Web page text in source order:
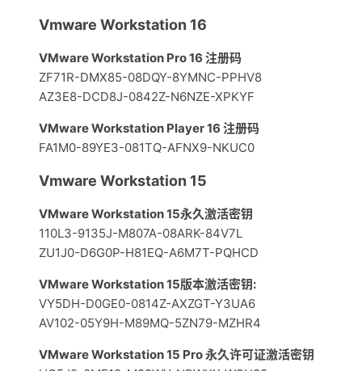
Vmware Workstation 16
VMware Workstation Pro 16 注册码
ZF71R-DMX85-08DQY-8YMNC-PPHV8
AZ3E8-DCD8J-0842Z-N6NZE-XPKYF
VMware Workstation Player 16 注册码
FA1M0-89YE3-081TQ-AFNX9-NKUC0
Vmware Workstation 15
VMware Workstation 15永久激活密钥
110L3-9135J-M807A-08ARK-84V7L
ZU1J0-D6G0P-H81EQ-A6M7T-PQHCD
VMware Workstation 15版本激活密钥:
VY5DH-D0GE0-0814Z-AXZGT-Y3UA6
AV102-05Y9H-M89MQ-5ZN79-MZHR4
VMware Workstation 15 Pro 永久许可证激活密钥